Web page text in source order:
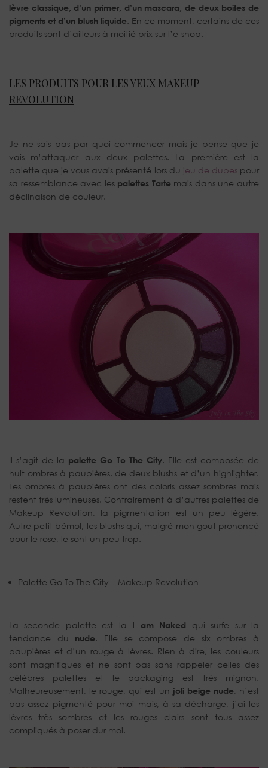
lèvre classique, d’un primer, d’un mascara, de deux boites de
pigments et d’un blush liquide. En ce moment, certains de ces
produits sont d’ailleurs à moitié prix sur l’e-shop.
LES PRODUITS POUR LES YEUX MAKEUP
REVOLUTION
Je ne sais pas par quoi commencer mais je pense que je
vais m’attaquer aux deux palettes. La première est la
palette que je vous avais présenté lors du jeu de dupespour
sa ressemblance avec les palettes Tarte mais dans une autre
déclinaison de couleur.
Il s’agit de la palette Go To The City. Elle est composée de
huit ombres à paupières, de deux blushs et d’un highlighter.
Les ombres à paupières ont des coloris assez sombres mais
restent très lumineuses. Contrairement à d’autres palettes de
Makeup Revolution, la pigmentation est un peu légère.
Autre petit bémol, les blushs qui, malgré mon gout prononcé
pour le rose, le sont un peu trop.
Palette Go To The City – Makeup Revolution
La seconde palette est la I am Naked qui surfe sur la
tendance du nude. Elle se compose de six ombres à
paupières et d’un rouge à lèvres. Rien à dire, les couleurs
sont magnifiques et ne sont pas sans rappeler celles des
célèbres palettes et le packaging est très mignon.
Malheureusement, le rouge, qui est un joli beige nude, n’est
pas assez pigmenté pour moi mais, à sa décharge, j’ai les
lèvres très sombres et les rouges clairs sont tous assez
compliqués à poser dur moi.